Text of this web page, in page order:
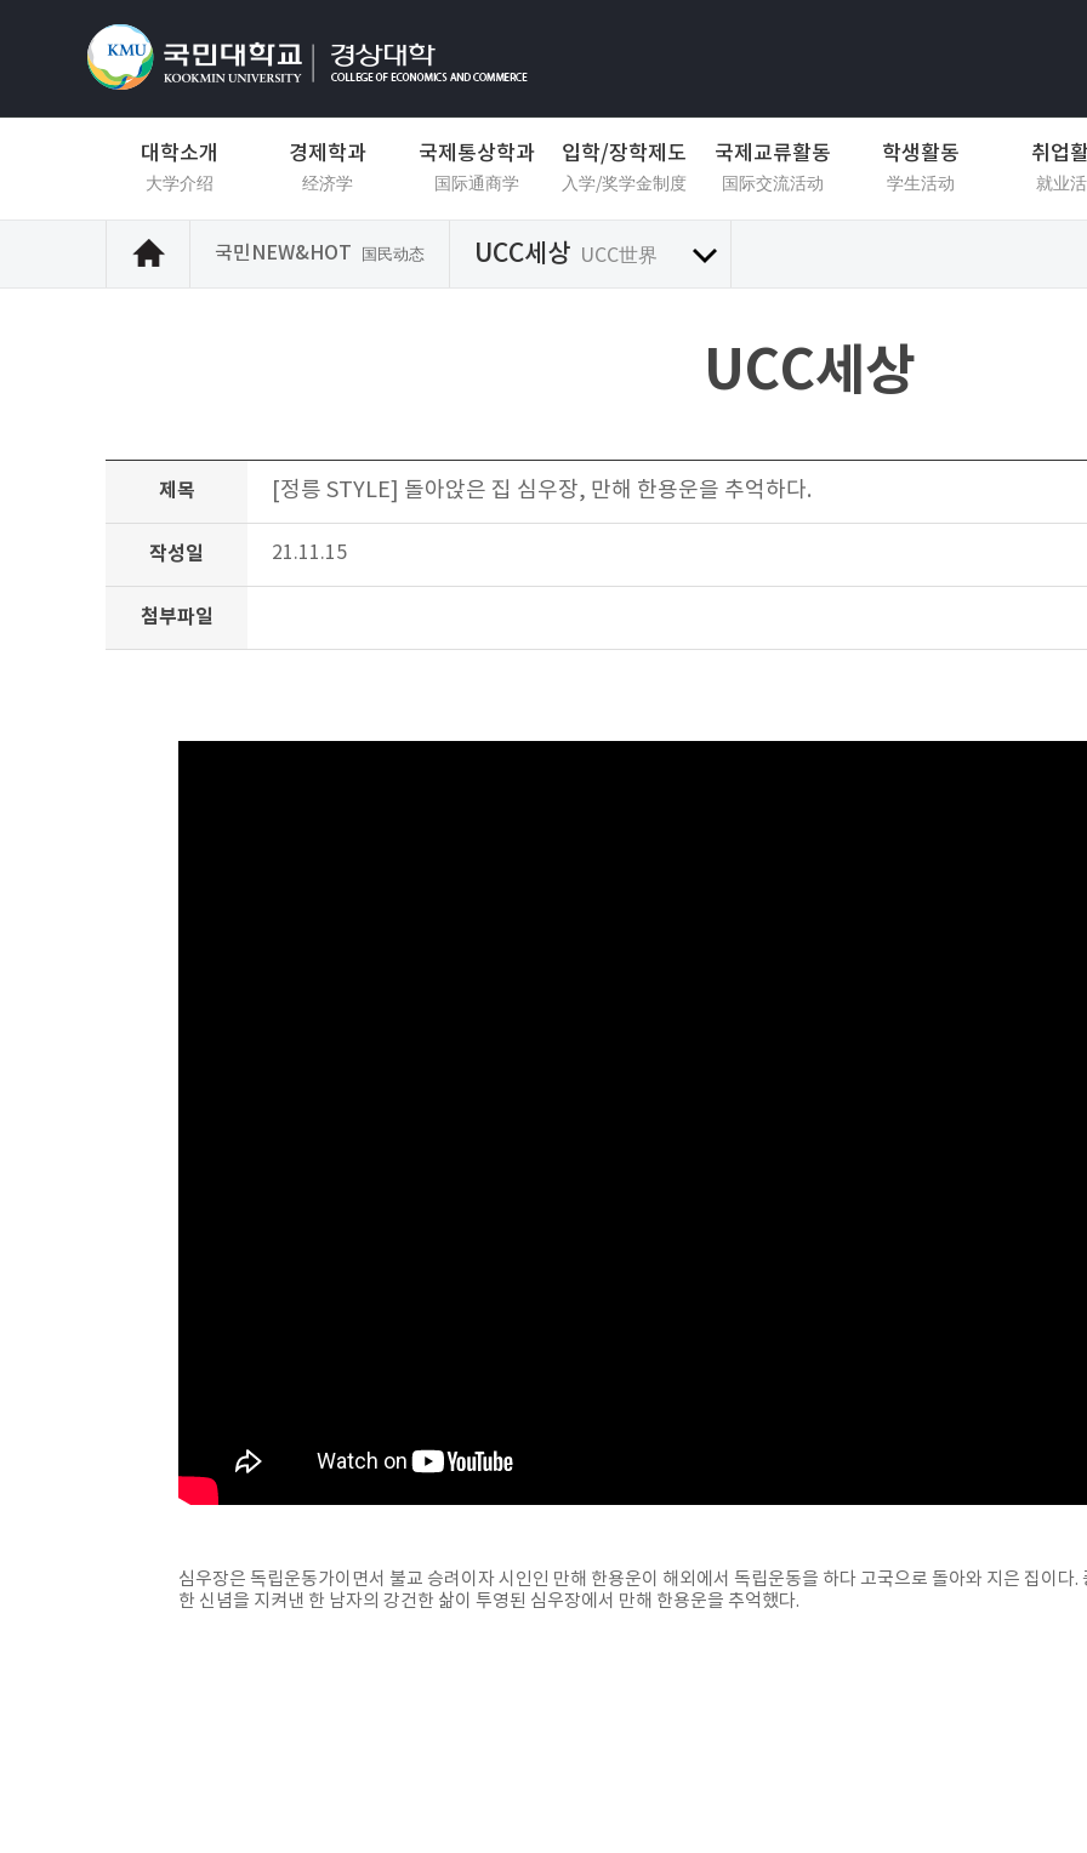
대학소개
大学介绍
경제학과
经济学
국제통상학과
国际通商学
입학/장학제도
入学/奖学金制度
국제교류활동
国际交流活动
학생활동
学生活动
취업
就业
국민NEW&HOT 国民动态 UCC세상 UCC世界
UCC세상
제목 [정릉 STYLE] 돌아앉은 집 심우장, 만해 한용운을 추억하다.
작성일 21.11.15
첨부파일
심우장은 독립운동가이면서 불교 승려이자 시인인 만해 한용운이 해외에서 독립운동을 하다 고국으로 돌아와 지은 집이다
한 신념을 지켜낸 한 남자의 강건한 삶이 투영된 심우장에서 만해 한용운을 추억했다.